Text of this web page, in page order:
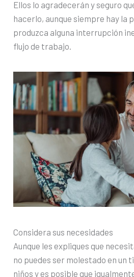
Ellos lo agradecerán y seguro
hacerlo, aunque siempre hay la
produzca alguna interrupción
flujo de trabajo.
Considera sus necesidades
Aunque les expliques que
no puedes ser molestado en un
niños y es posible que